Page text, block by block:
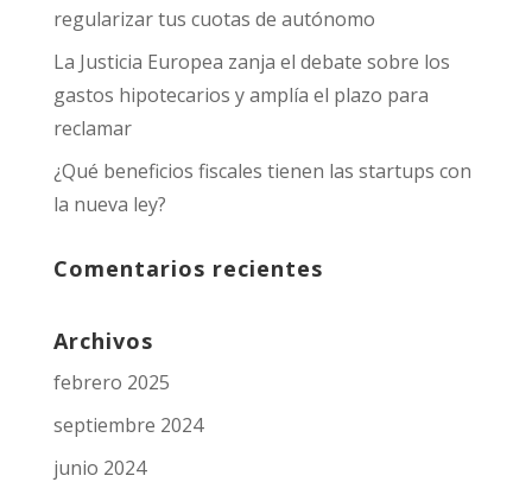
regularizar tus cuotas de autónomo
La Justicia Europea zanja el debate sobre los
gastos hipotecarios y amplía el plazo para
reclamar
¿Qué beneficios fiscales tienen las startups con
la nueva ley?
Comentarios recientes
Archivos
febrero 2025
septiembre 2024
junio 2024